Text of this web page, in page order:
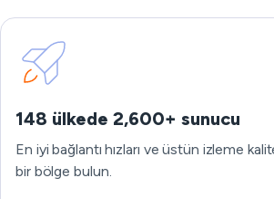
148 ülkede 2,600+ sunucu
En iyi bağlantı hızları ve üstün izleme
bir bölge bulun.